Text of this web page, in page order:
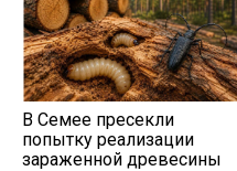
В Семее пресекли
попытку реализации
зараженной древесины